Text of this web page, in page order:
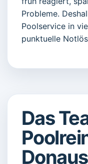
Probleme.
Poolservice in
punktuelle
Das